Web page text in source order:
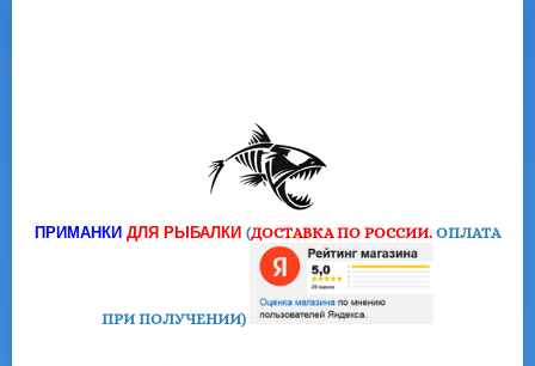
ПРИМАНКИ ДЛЯ РЫБАЛКИ (ДОСТАВКА ПО РОССИИ. ОПЛАТА
ПРИ ПОЛУЧЕНИИ)